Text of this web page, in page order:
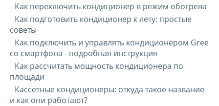
Как переключить кондиционер в режим обогрева
Как подготовить кондиционер к лету: простые
советы
Как подключить и управлять кондиционером Gree
со смартфона - подробная инструкция
Как рассчитать мощность кондиционера по
площади
Кассетные кондиционеры: откуда такое название
и как они работают?